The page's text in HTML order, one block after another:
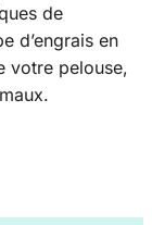
de
d’engrais en
votre pelouse,